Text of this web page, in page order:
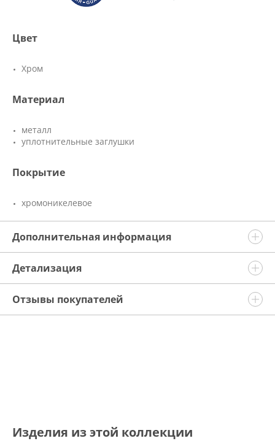
Цвет
Хром
Материал
металл
уплотнительные заглушки
Покрытие
хромоникелевое
Дополнительная информация
Детализация
Отзывы покупателей
Изделия из этой коллекции